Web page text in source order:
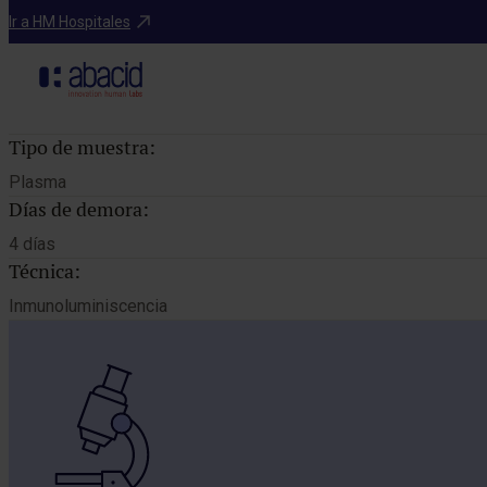
Ir a HM Hospitales
Catálogo de pruebas
Tipo de muestra:
Plasma
Días de demora:
4 días
Técnica:
Inmunoluminiscencia